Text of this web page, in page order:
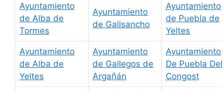
Ayuntamiento
de Alba de
Tormes
Ayuntamiento
de Galisancho
Ayuntamiento
de Puebla de
Yeltes
Ayuntamiento
de Alba de
Yeltes
Ayuntamiento
de Gallegos de
Argañán
Ayuntamiento
De Puebla Del
Congost